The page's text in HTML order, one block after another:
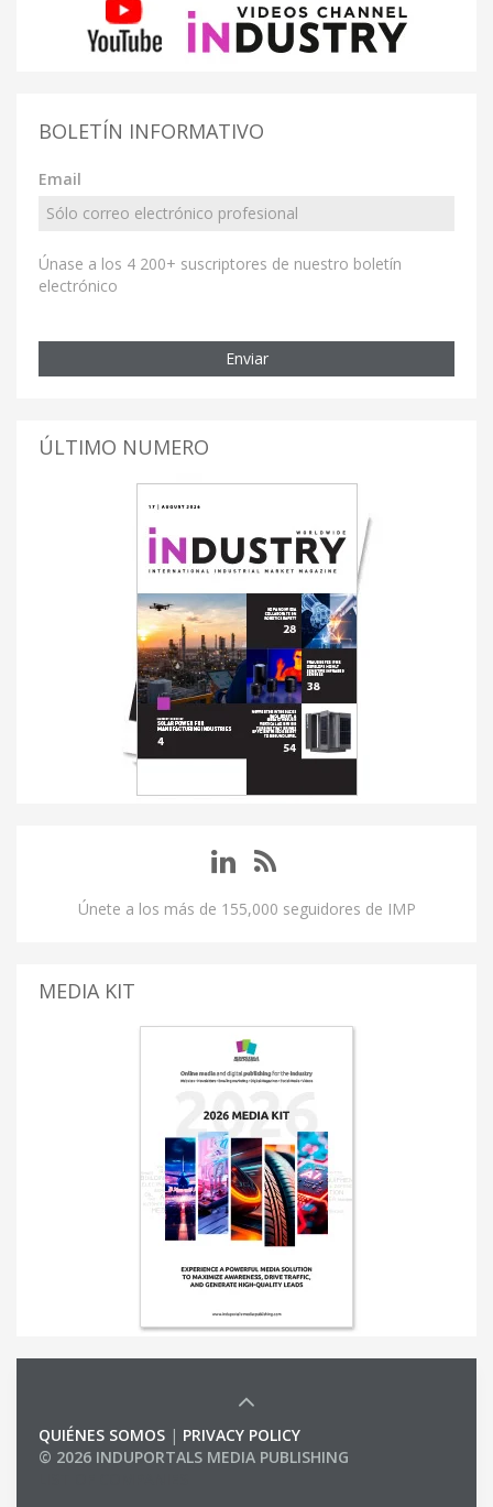
BOLETÍN INFORMATIVO
Email
Únase a los 4 200+ suscriptores de nuestro boletín
electrónico
Enviar
ÚLTIMO NUMERO
Únete a los más de 155,000 seguidores de IMP
MEDIA KIT
QUIÉNES SOMOS | PRIVACY POLICY
© 2026 INDUPORTALS MEDIA PUBLISHING